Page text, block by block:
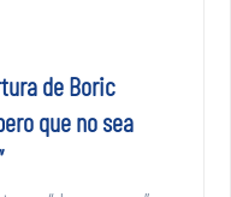
de Boric
que no sea